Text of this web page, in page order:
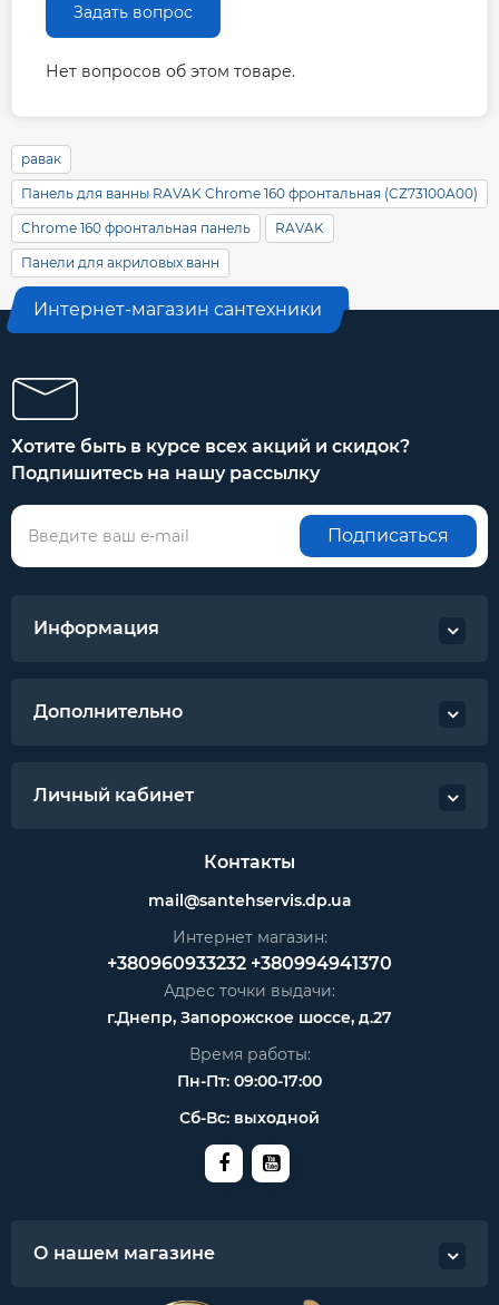
Задать вопрос
Нет вопросов об этом товаре.
равак
Панель для ванны RAVAK Chrome 160 фронтальная (CZ73100A00)
Chrome 160 фронтальная панель RAVAK
Панели для акриловых ванн
Интернет-магазин сантехники
Хотите быть в курсе всех акций и скидок?
Подпишитесь на нашу рассылку
Подписаться
Информация
Дополнительно
Личный кабинет
Контакты
mail@santehservis.dp.ua
Интернет магазин:
+380960933232 +380994941370
Адрес точки выдачи:
г.Днепр, Запорожское шоссе, д.27
Время работы:
Пн-Пт: 09:00-17:00
Сб-Вс: выходной
О нашем магазине